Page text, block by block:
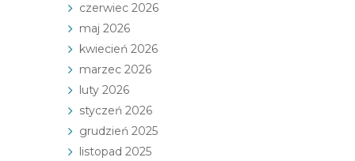
czerwiec 2026
maj 2026
kwiecień 2026
marzec 2026
luty 2026
styczeń 2026
grudzień 2025
listopad 2025